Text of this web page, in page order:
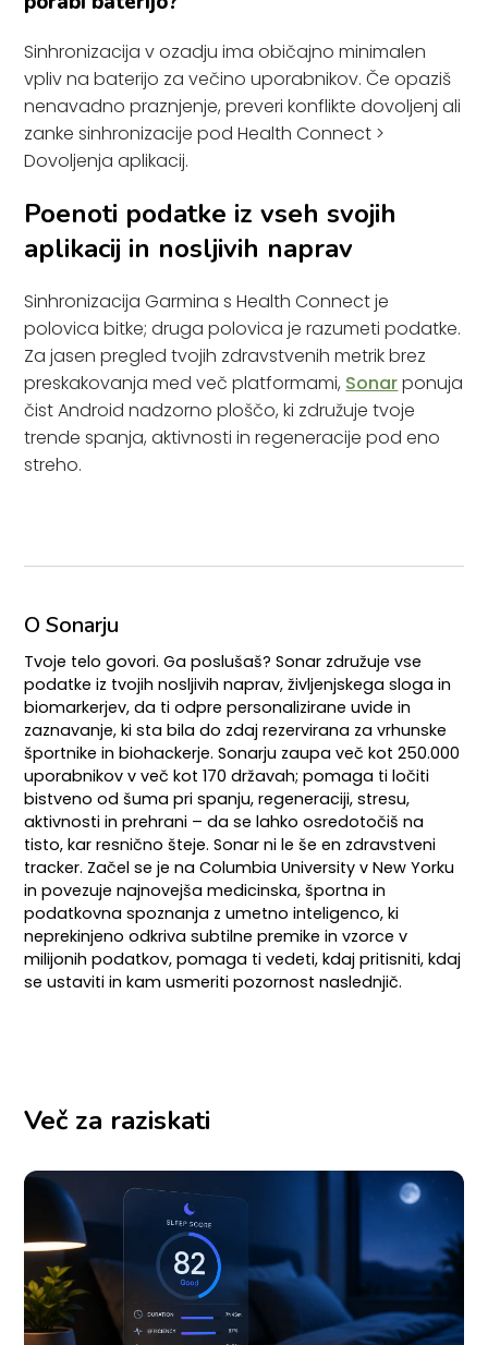
Sinhronizacija v ozadju ima običajno minimalen
vpliv na baterijo za večino uporabnikov. Če opaziš
nenavadno praznjenje, preveri konflikte dovoljenj ali
zanke sinhronizacije pod Health Connect >
Dovoljenja aplikacij.
Poenoti podatke iz vseh svojih
aplikacij in nosljivih naprav
Sinhronizacija Garmina s Health Connect je
polovica bitke; druga polovica je razumeti podatke.
Za jasen pregled tvojih zdravstvenih metrik brez
preskakovanja med več platformami, Sonarponuja
čist Android nadzorno ploščo, ki združuje tvoje
trende spanja, aktivnosti in regeneracije pod eno
streho.
O Sonarju
Tvoje telo govori. Ga poslušaš? Sonar združuje vse
podatke iz tvojih nosljivih naprav, življenjskega sloga in
biomarkerjev, da ti odpre personalizirane uvide in
zaznavanje, ki sta bila do zdaj rezervirana za vrhunske
športnike in biohackerje. Sonarju zaupa več kot 250.000
uporabnikov v več kot 170 državah; pomaga ti ločiti
bistveno od šuma pri spanju, regeneraciji, stresu,
aktivnosti in prehrani – da se lahko osredotočiš na
tisto, kar resnično šteje. Sonar ni le še en zdravstveni
tracker. Začel se je na Columbia University v New Yorku
in povezuje najnovejša medicinska, športna in
podatkovna spoznanja z umetno inteligenco, ki
neprekinjeno odkriva subtilne premike in vzorce v
milijonih podatkov, pomaga ti vedeti, kdaj pritisniti, kdaj
se ustaviti in kam usmeriti pozornost naslednjič.
Več za raziskati